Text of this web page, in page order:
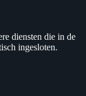
diensten die in de
ingesloten.